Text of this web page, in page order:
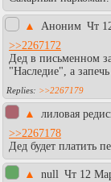
▲ Аноним Чт
>>2267172
Дед в письменном
"Наследие", а
>>2267179
▲ лиловая
>>2267178
Дед будет платить
▲ null Чт 12